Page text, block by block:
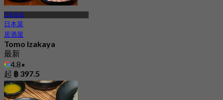
巴吞他尼
日本菜
居酒屋
Tomo Izakaya
最新
4.8
起 ฿ 397.5